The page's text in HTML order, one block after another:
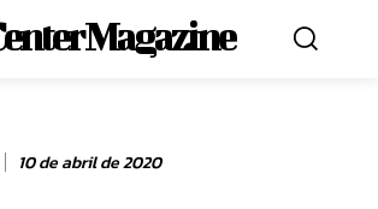
Magazine
10 de abril de 2020